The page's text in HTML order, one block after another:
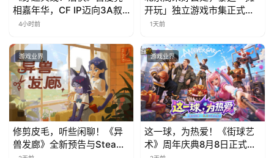
中
国
)
相嘉年华，CF IP迈向3A叙
事新高度
4小时前
开玩」独立游戏市集正式开
票！
1天前
游戏业界
修剪皮毛，听些闲聊！《异
兽发廊》全新预告与Steam
游戏业界
这一球，为热爱！《街球艺
术》周年庆典8月8日正式上